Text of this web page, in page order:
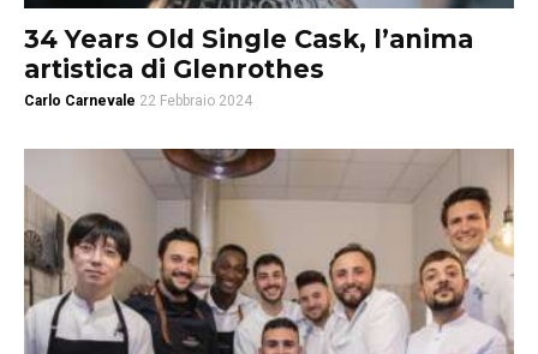
34 Years Old Single Cask, l’anima
artistica di Glenrothes
Carlo Carnevale 22 Febbraio 2024